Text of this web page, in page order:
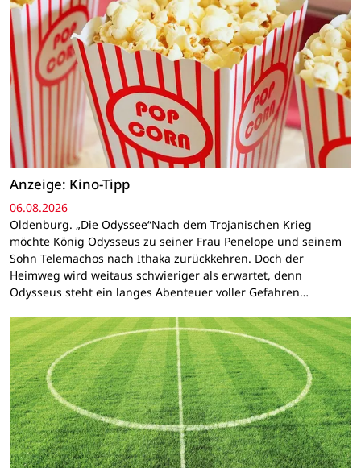
Anzeige: Kino-Tipp
06.08.2026
Oldenburg. „Die Odyssee“Nach dem Trojanischen Krieg
möchte König Odysseus zu seiner Frau Penelope und seinem
Sohn Telemachos nach Ithaka zurückkehren. Doch der
Heimweg wird weitaus schwieriger als erwartet, denn
Odysseus steht ein langes Abenteuer voller Gefahren…